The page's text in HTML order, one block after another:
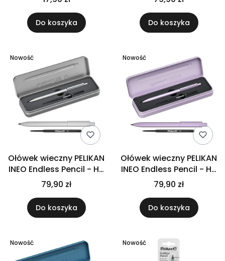
Do koszyka Do koszyka
Nowość
Ołówek wieczny PELIKAN
INEO Endless Pencil - HB
- Clearing breeze
79,90 zł
Do koszyka
Nowość
Ołówek wieczny PELIKAN
INEO Endless Pencil - HB
- Lavender scent
79,90 zł
Do koszyka
Nowość Nowość